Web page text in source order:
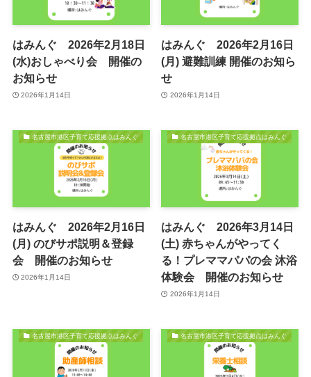
はみんぐ 2026年2月18日
(水)おしゃべり会 開催の
お知らせ
2026年1月14日
はみんぐ 2026年2月16日
(月) 避難訓練 開催のお知ら
せ
2026年1月14日
名古屋市港区子育て応援拠点はみんぐ
はみんぐ 2026年2月16日
(月) のびサポ説明＆登録
会 開催のお知らせ
2026年1月14日
名古屋市港区子育て応援拠点はみんぐ
はみんぐ 2026年3月14日
(土) 赤ちゃんがやってく
る！プレママパパの会 沐浴
体験会 開催のお知らせ
2026年1月14日
名古屋市港区子育て応援拠点はみんぐ 名古屋市港区子育て応援拠点はみんぐ